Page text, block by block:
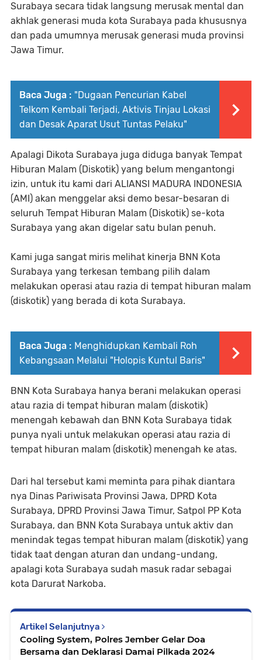
Surabaya secara tidak langsung merusak mental dan
akhlak generasi muda kota Surabaya pada khususnya
dan pada umumnya merusak generasi muda provinsi
Jawa Timur.
Baca Juga : "Dugaan Pencurian Kabel
Telkom Kembali Terjadi, Aktivis Tinjau Lokasi
dan Desak Aparat Usut Tuntas Pelaku"
Apalagi Dikota Surabaya juga diduga banyak Tempat
Hiburan Malam (Diskotik) yang belum mengantongi
izin, untuk itu kami dari ALIANSI MADURA INDONESIA
(AMI) akan menggelar aksi demo besar-besaran di
seluruh Tempat Hiburan Malam (Diskotik) se-kota
Surabaya yang akan digelar satu bulan penuh.
Kami juga sangat miris melihat kinerja BNN Kota
Surabaya yang terkesan tembang pilih dalam
melakukan operasi atau razia di tempat hiburan malam
(diskotik) yang berada di kota Surabaya.
Baca Juga : Menghidupkan Kembali Roh
Kebangsaan Melalui "Holopis Kuntul Baris"
BNN Kota Surabaya hanya berani melakukan operasi
atau razia di tempat hiburan malam (diskotik)
menengah kebawah dan BNN Kota Surabaya tidak
punya nyali untuk melakukan operasi atau razia di
tempat hiburan malam (diskotik) menengah ke atas.
Dari hal tersebut kami meminta para pihak diantara
nya Dinas Pariwisata Provinsi Jawa, DPRD Kota
Surabaya, DPRD Provinsi Jawa Timur, Satpol PP Kota
Surabaya, dan BNN Kota Surabaya untuk aktiv dan
menindak tegas tempat hiburan malam (diskotik) yang
tidak taat dengan aturan dan undang-undang,
apalagi kota Surabaya sudah masuk radar sebagai
kota Darurat Narkoba.
Artikel Selanjutnya
Cooling System, Polres Jember Gelar Doa
Bersama dan Deklarasi Damai Pilkada 2024